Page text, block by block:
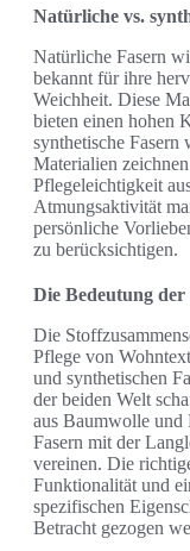
Natürliche vs.
Natürliche Fasern
bekannt für ihre
Weichheit. Diese
bieten einen hohen
synthetische
Materialien
Pflegeleichtigkeit
Atmungsaktivität
persönliche
zu berücksichtigen.
Die Bedeutung der
Die
Pflege von
und synthetischen
der beiden Welt
aus Baumwolle und
Fasern mit der
vereinen. Die
Funktionalität und
spezifischen
Betracht gezogen